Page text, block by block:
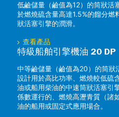
低鹼儲量（鹼值為12）的筒狀活
於燃燒硫含量高達1.5%的餾分燃
狀活塞引擎的潤滑。
查看產品
特級船舶引擎機油 20 DP
中等鹼儲量（鹼值為20）的筒狀
設計用於高比功率、燃燒較低硫
油或船用柴油的中速筒狀活塞引
係數運行的、燃燒高瀝青質（諸
油的船用或固定式應用場合。